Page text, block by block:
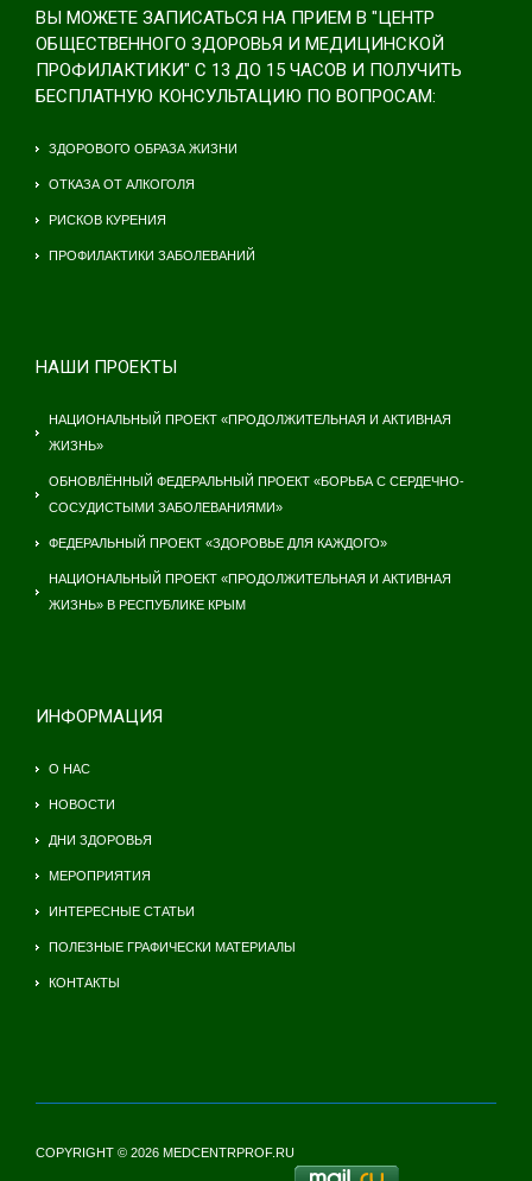
ВЫ МОЖЕТЕ ЗАПИСАТЬСЯ НА ПРИЕМ В "ЦЕНТР
ОБЩЕСТВЕННОГО ЗДОРОВЬЯ И МЕДИЦИНСКОЙ
ПРОФИЛАКТИКИ" С 13 ДО 15 ЧАСОВ И ПОЛУЧИТЬ
БЕСПЛАТНУЮ КОНСУЛЬТАЦИЮ ПО ВОПРОСАМ:
ЗДОРОВОГО ОБРАЗА ЖИЗНИ
ОТКАЗА ОТ АЛКОГОЛЯ
РИСКОВ КУРЕНИЯ
ПРОФИЛАКТИКИ ЗАБОЛЕВАНИЙ
НАШИ ПРОЕКТЫ
НАЦИОНАЛЬНЫЙ ПРОЕКТ «ПРОДОЛЖИТЕЛЬНАЯ И АКТИВНАЯ
ЖИЗНЬ»
ОБНОВЛЁННЫЙ ФЕДЕРАЛЬНЫЙ ПРОЕКТ «БОРЬБА С СЕРДЕЧНО-
СОСУДИСТЫМИ ЗАБОЛЕВАНИЯМИ»
ФЕДЕРАЛЬНЫЙ ПРОЕКТ «ЗДОРОВЬЕ ДЛЯ КАЖДОГО»
НАЦИОНАЛЬНЫЙ ПРОЕКТ «ПРОДОЛЖИТЕЛЬНАЯ И АКТИВНАЯ
ЖИЗНЬ» В РЕСПУБЛИКЕ КРЫМ
ИНФОРМАЦИЯ
О НАС
НОВОСТИ
ДНИ ЗДОРОВЬЯ
МЕРОПРИЯТИЯ
ИНТЕРЕСНЫЕ СТАТЬИ
ПОЛЕЗНЫЕ ГРАФИЧЕСКИ МАТЕРИАЛЫ
КОНТАКТЫ
COPYRIGHT © 2026 MEDCENTRPROF.RU